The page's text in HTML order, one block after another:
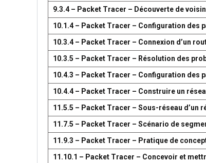
9.3.4 – Packet Tracer – Découverte de
10.1.4 – Packet Tracer – Configuration des
10.3.4 – Packet Tracer – Connexion d’un
10.3.5 – Packet Tracer – Résolution des
10.4.3 – Packet Tracer – Configuration des
10.4.4 – Packet Tracer – Construire un
11.5.5 – Packet Tracer – Sous-réseau d’un
11.7.5 – Packet Tracer – Scénario de
11.9.3 – Packet Tracer – Pratique de
11.10.1 – Packet Tracer – Concevoir et